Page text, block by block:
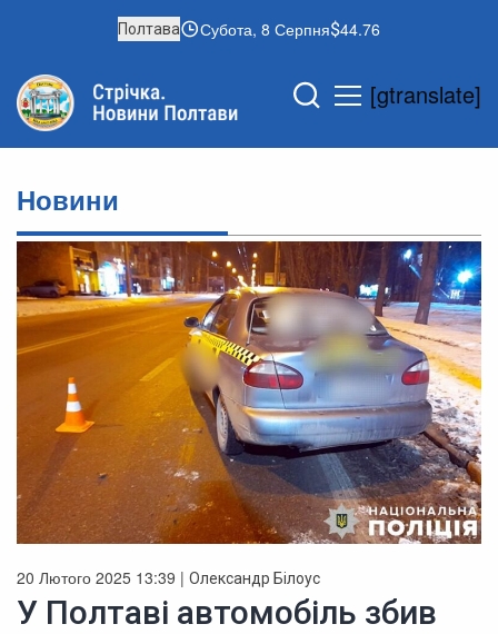
Полтава Субота, 8 Серпня 44.76
[gtranslate]
Новини
20 Лютого 2025 13:39 | Олександр Білоус
У Полтаві автомобіль збив